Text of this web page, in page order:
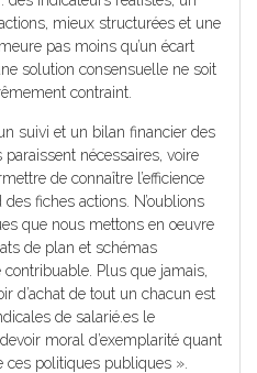
mieux structurées et une
pas moins qu’un écart
solution consensuelle ne soit
contraint.
suivi et un bilan financier des
nécessaires, voire
de connaître l’efficience
fiches actions. N’oublions
que nous mettons en oeuvre
de plan et schémas
Plus que jamais,
d’achat de tout un chacun est
de salarié.es le
moral d’exemplarité quant
ces politiques publiques ».